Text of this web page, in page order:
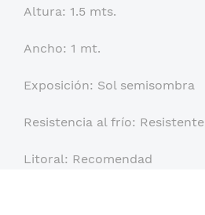
Altura: 1.5 mts.
Ancho: 1 mt.
Exposición: Sol semisombra
Resistencia al frío: Resistente
Litoral: Recomendad